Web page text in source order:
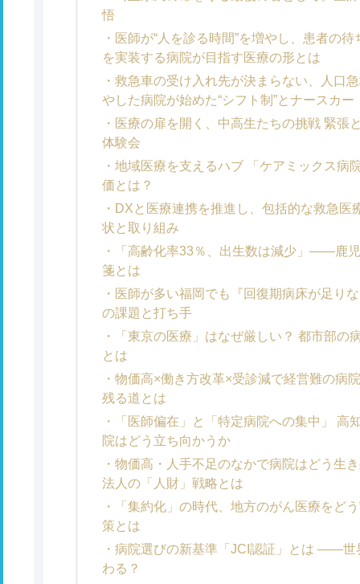
悟
医師が“人を診る時間”を増やし、患者の
を実装する病院が目指す医療の形とは
救急車の受け入れ先が決まらない、人口
やした病院が始めた“シフト制”とナースカー
医療の扉を開く、中高生たちの挑戦 緊張
体験会
地域医療を支えるハブ 「ケアミックス病
価とは？
DXと医療連携を推進し、包括的な救急
状と取り組み
「高齢化率33％、出生数は減少」――鹿
箋とは
医師が多い福岡でも『回復期病床が足り
の課題と打ち手
「東京の医療」はなぜ厳しい？ 都市部の
とは
物価高×働き方改革×受診減で経営難の病
残る道とは
「医師偏在」と「特定病院への集中」 高
院はどう立ち向かうか
物価高・人手不足のなかで病院はどう生
法人の「人財」戦略とは
「集約化」の時代、地方のがん医療を
策とは
病院選びの新基準「JCI認証」とは ――世
わる？